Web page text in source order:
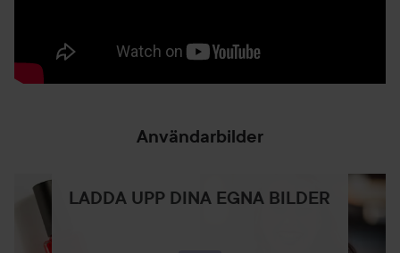
Användarbilder
LADDA UPP DINA EGNA BILDER